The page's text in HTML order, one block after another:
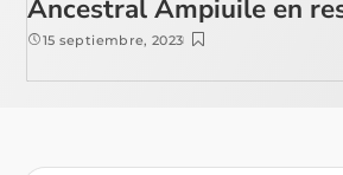
Ancestral Ampiuile en
15 septiembre, 2023